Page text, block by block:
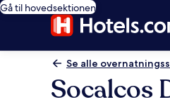
Gå til hovedsektionen
Se alle
Socalcos